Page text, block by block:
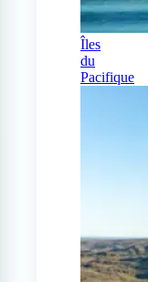
Îles
du
Pacifique